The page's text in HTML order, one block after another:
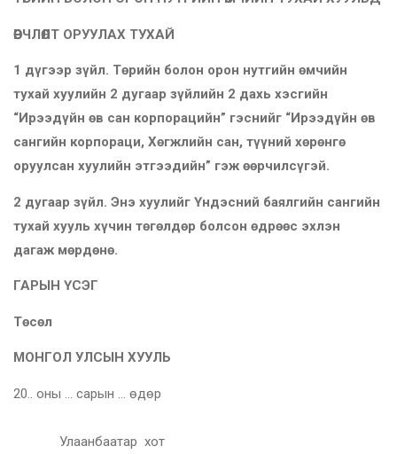
ӨӨРЧЛӨЛТ ОРУУЛАХ ТУХАЙ
1 дүгээр зүйл. Төрийн болон орон нутгийн өмчийн
тухай хуулийн 2 дугаар зүйлийн 2 дахь хэсгийн
“Ирээдүйн өв сан корпорацийн” гэснийг “Ирээдүйн өв
сангийн корпораци, Хөгжлийн сан, түүний хөрөнгө
оруулсан хуулийн этгээдийн” гэж өөрчилсүгэй.
2 дугаар зүйл. Энэ хуулийг Үндэсний баялгийн сангийн
тухай хууль хүчин төгөлдөр болсон өдрөөс эхлэн
дагаж мөрдөнө.
ГАРЫН ҮСЭГ
Төсөл
МОНГОЛ УЛСЫН ХУУЛЬ
20.. оны … сарын … өдөр
Улаанбаатар хот